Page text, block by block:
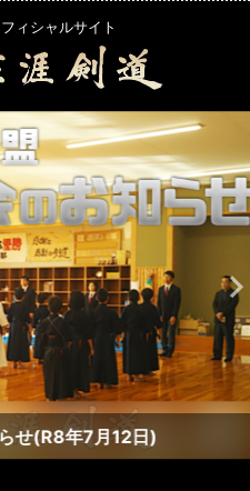
ィシャルサイト
せ(R8年7月12日)